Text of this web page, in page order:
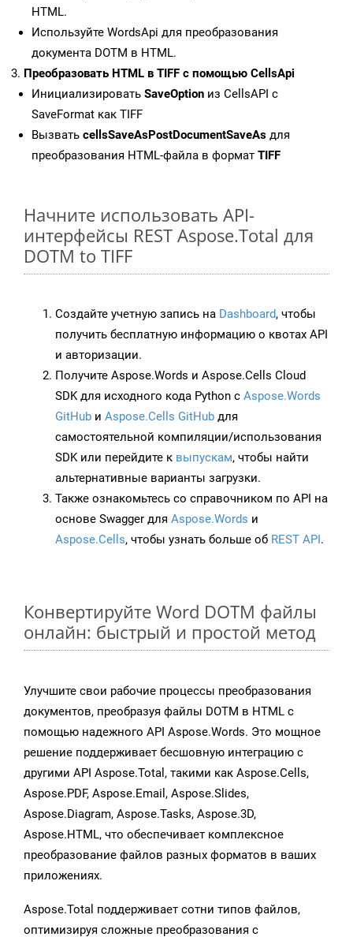
HTML.
Используйте WordsApi для преобразования
документа DOTM в HTML.
Преобразовать HTML в TIFF с помощью CellsApi
Инициализировать SaveOption из CellsAPI с
SaveFormat как TIFF
Вызвать cellsSaveAsPostDocumentSaveAs для
преобразования HTML-файла в формат TIFF
Начните использовать API-
интерфейсы REST Aspose.Total для
DOTM to TIFF
Создайте учетную запись на Dashboard, чтобы
получить бесплатную информацию о квотах API
и авторизации.
Получите Aspose.Words и Aspose.Cells Cloud
SDK для исходного кода Python с Aspose.Words
GitHub и Aspose.Cells GitHub для
самостоятельной компиляции/использования
SDK или перейдите к выпускам, чтобы найти
альтернативные варианты загрузки.
Также ознакомьтесь со справочником по API на
основе Swagger для Aspose.Words и
Aspose.Cells, чтобы узнать больше об REST API.
Конвертируйте Word DOTM файлы
онлайн: быстрый и простой метод
Улучшите свои рабочие процессы преобразования
документов, преобразуя файлы DOTM в HTML с
помощью надежного API Aspose.Words. Это мощное
решение поддерживает бесшовную интеграцию с
другими API Aspose.Total, такими как Aspose.Cells,
Aspose.PDF, Aspose.Email, Aspose.Slides,
Aspose.Diagram, Aspose.Tasks, Aspose.3D,
Aspose.HTML, что обеспечивает комплексное
преобразование файлов разных форматов в ваших
приложениях.
Aspose.Total поддерживает сотни типов файлов,
оптимизируя сложные преобразования с